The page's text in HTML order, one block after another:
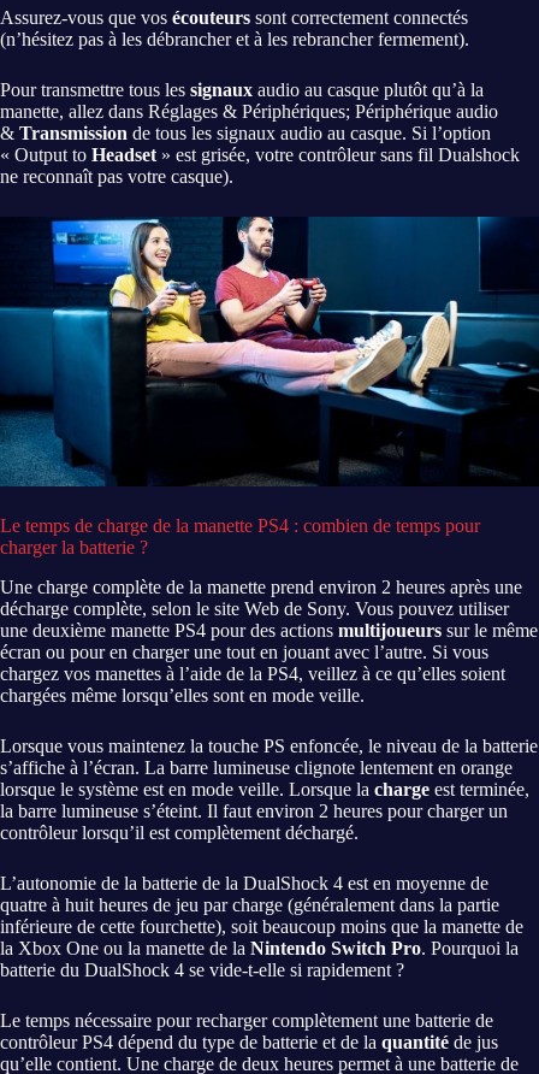
Assurez-vous que vos écouteurs sont correctement connectés
(n’hésitez pas à les débrancher et à les rebrancher fermement).
Pour transmettre tous les signaux audio au casque plutôt qu’à la
manette, allez dans Réglages & Périphériques; Périphérique audio
& Transmission de tous les signaux audio au casque. Si l’option
« Output to Headset » est grisée, votre contrôleur sans fil Dualshock
ne reconnaît pas votre casque).
Le temps de charge de la manette PS4 : combien de temps pour
charger la batterie ?
Une charge complète de la manette prend environ 2 heures après une
décharge complète, selon le site Web de Sony. Vous pouvez utiliser
une deuxième manette PS4 pour des actions multijoueurs sur le même
écran ou pour en charger une tout en jouant avec l’autre. Si vous
chargez vos manettes à l’aide de la PS4, veillez à ce qu’elles soient
chargées même lorsqu’elles sont en mode veille.
Lorsque vous maintenez la touche PS enfoncée, le niveau de la batterie
s’affiche à l’écran. La barre lumineuse clignote lentement en orange
lorsque le système est en mode veille. Lorsque la charge est terminée,
la barre lumineuse s’éteint. Il faut environ 2 heures pour charger un
contrôleur lorsqu’il est complètement déchargé.
L’autonomie de la batterie de la DualShock 4 est en moyenne de
quatre à huit heures de jeu par charge (généralement dans la partie
inférieure de cette fourchette), soit beaucoup moins que la manette de
la Xbox One ou la manette de la Nintendo Switch Pro. Pourquoi la
batterie du DualShock 4 se vide-t-elle si rapidement ?
Le temps nécessaire pour recharger complètement une batterie de
contrôleur PS4 dépend du type de batterie et de la quantité de jus
qu’elle contient. Une charge de deux heures permet à une batterie de